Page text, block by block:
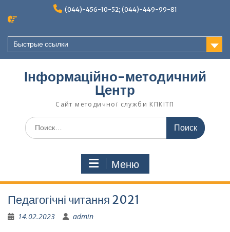
(044)-456-10-52; (044)-449-99-81
Быстрые ссылки
Інформаційно-методичний
Центр
Сайт методичної служби КПКІТП
Поиск
по:
Меню
Педагогічні читання 2021
14.02.2023 admin